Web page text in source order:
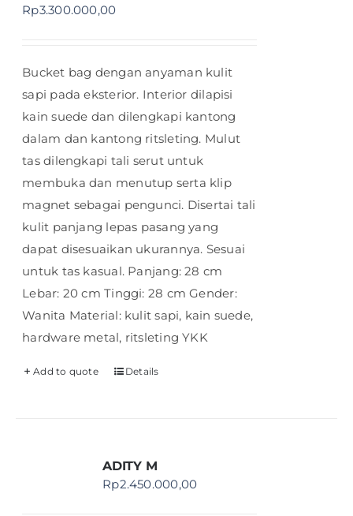
Rp3.300.000,00
Bucket bag dengan anyaman kulit
sapi pada eksterior. Interior dilapisi
kain suede dan dilengkapi kantong
dalam dan kantong ritsleting. Mulut
tas dilengkapi tali serut untuk
membuka dan menutup serta klip
magnet sebagai pengunci. Disertai tali
kulit panjang lepas pasang yang
dapat disesuaikan ukurannya. Sesuai
untuk tas kasual. Panjang: 28 cm
Lebar: 20 cm Tinggi: 28 cm Gender:
Wanita Material: kulit sapi, kain suede,
hardware metal, ritsleting YKK
Add to quote Details
ADITY M
Rp2.450.000,00